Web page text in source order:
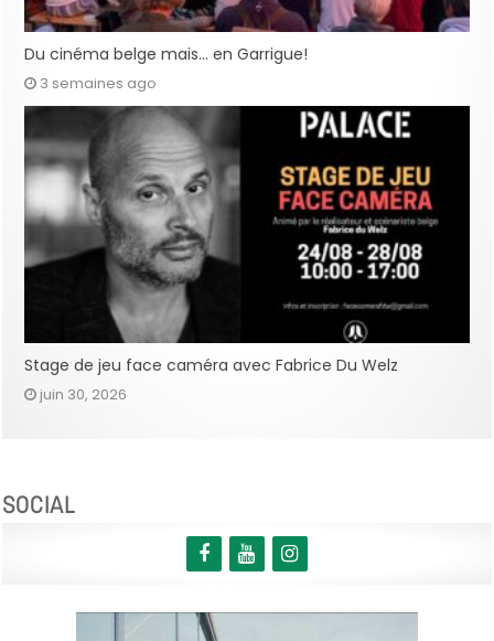
Du cinéma belge mais… en Garrigue!
3 semaines ago
Stage de jeu face caméra avec Fabrice Du Welz
juin 30, 2026
SOCIAL